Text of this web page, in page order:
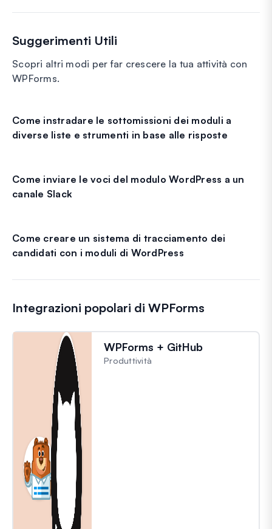
Suggerimenti Utili
Scopri altri modi per far crescere la tua attività con
WPForms.
Come instradare le sottomissioni dei moduli a
diverse liste e strumenti in base alle risposte
Come inviare le voci del modulo WordPress a un
canale Slack
Come creare un sistema di tracciamento dei
candidati con i moduli di WordPress
Integrazioni popolari di WPForms
WPForms + GitHub
Produttività